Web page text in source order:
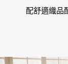
配舒適織品